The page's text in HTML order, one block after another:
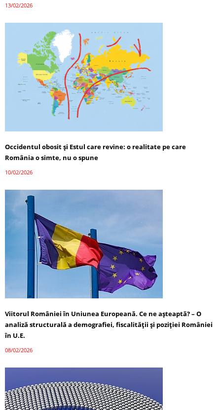
13/02/2026
Occidentul obosit și Estul care revine: o realitate pe care
România o simte, nu o spune
10/02/2026
Viitorul României în Uniunea Europeană. Ce ne așteaptă? – O
analiză structurală a demografiei, fiscalității și poziției României
în U.E.
08/02/2026